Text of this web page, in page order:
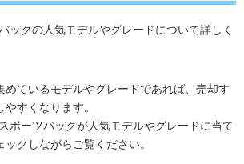
ックの人気モデルやグレードについて詳しく
めているモデルやグレードであれば、売却す
すくなります。
ポーツバックが人気モデルやグレードに当て
クしながらご覧ください。